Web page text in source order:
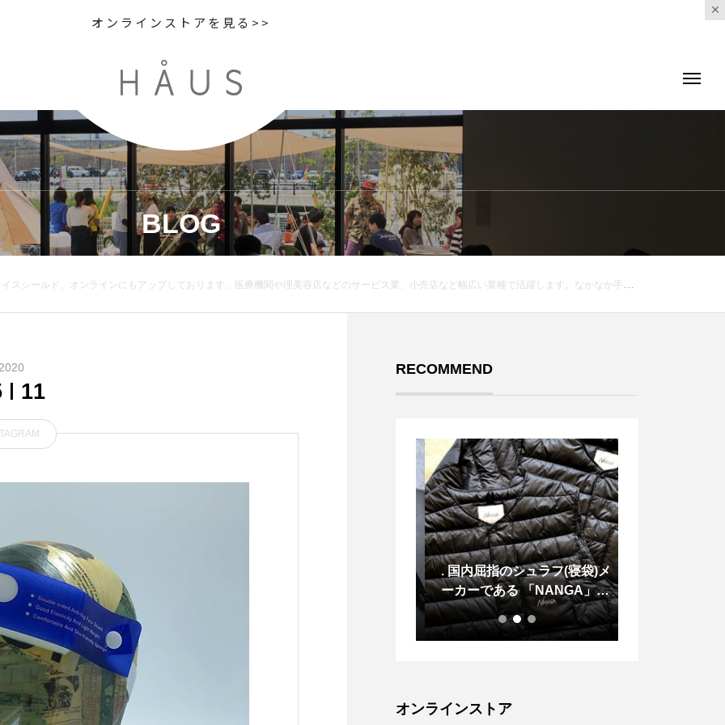
オンラインストアを見る>>
BLOG
プしております。医療機関や理美容店などのサービス業、小売店など幅広い業種で活躍します。なかなか手に入らないという声も頂いております。HAUSは今のところ在庫豊富にご用意しております。お探しのお客様、是非ご利用くださいませ。オンラインストアwww.haus2005.jp#haus_matsue #hausmatsue#フェイスシールド#フェイスカバー
11
RECOMMEND
． 長財布 シンプルで厚みの
ないすっきりとしたつくり
. 国内屈指のシュラフ(寝袋)メ
ーカーである 「NANGA」か
らインナーダウンが入荷して
おります
オンラインストア